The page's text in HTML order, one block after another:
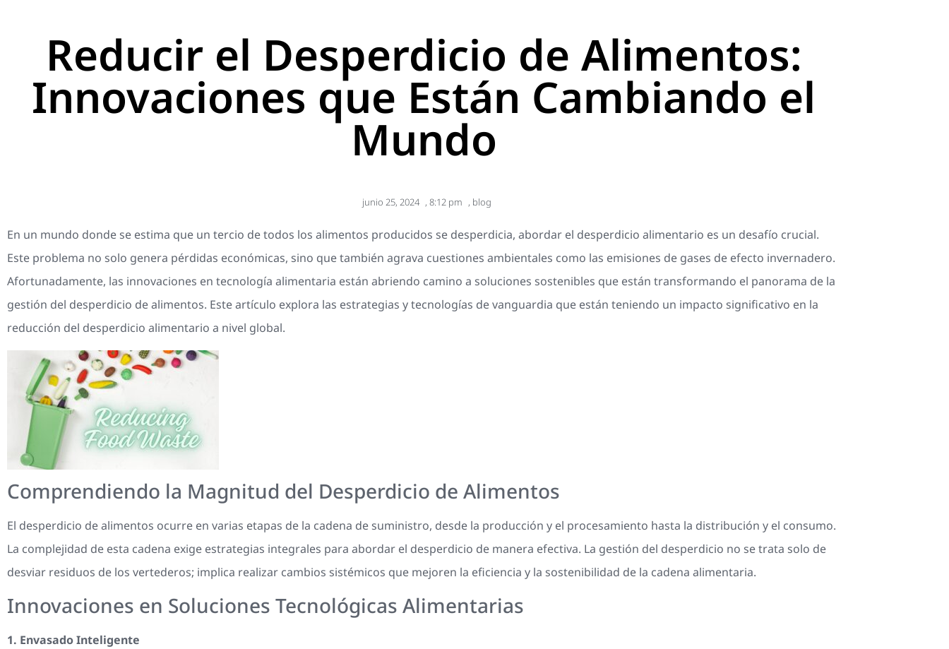
Reducir el Desperdicio de Alimentos:
Innovaciones que Están Cambiando el
Mundo
junio 25, 2024 , 8:12 pm , blog
En un mundo donde se estima que un tercio de todos los alimentos producidos se desperdicia, abordar el desperdicio alimentario es un desafío crucial.
Este problema no solo genera pérdidas económicas, sino que también agrava cuestiones ambientales como las emisiones de gases de efecto invernadero.
Afortunadamente, las innovaciones en tecnología alimentaria están abriendo camino a soluciones sostenibles que están transformando el panorama de la
gestión del desperdicio de alimentos. Este artículo explora las estrategias y tecnologías de vanguardia que están teniendo un impacto significativo en la
reducción del desperdicio alimentario a nivel global.
Comprendiendo la Magnitud del Desperdicio de Alimentos
El desperdicio de alimentos ocurre en varias etapas de la cadena de suministro, desde la producción y el procesamiento hasta la distribución y el consumo.
La complejidad de esta cadena exige estrategias integrales para abordar el desperdicio de manera efectiva. La gestión del desperdicio no se trata solo de
desviar residuos de los vertederos; implica realizar cambios sistémicos que mejoren la eficiencia y la sostenibilidad de la cadena alimentaria.
Innovaciones en Soluciones Tecnológicas Alimentarias
1. Envasado Inteligente